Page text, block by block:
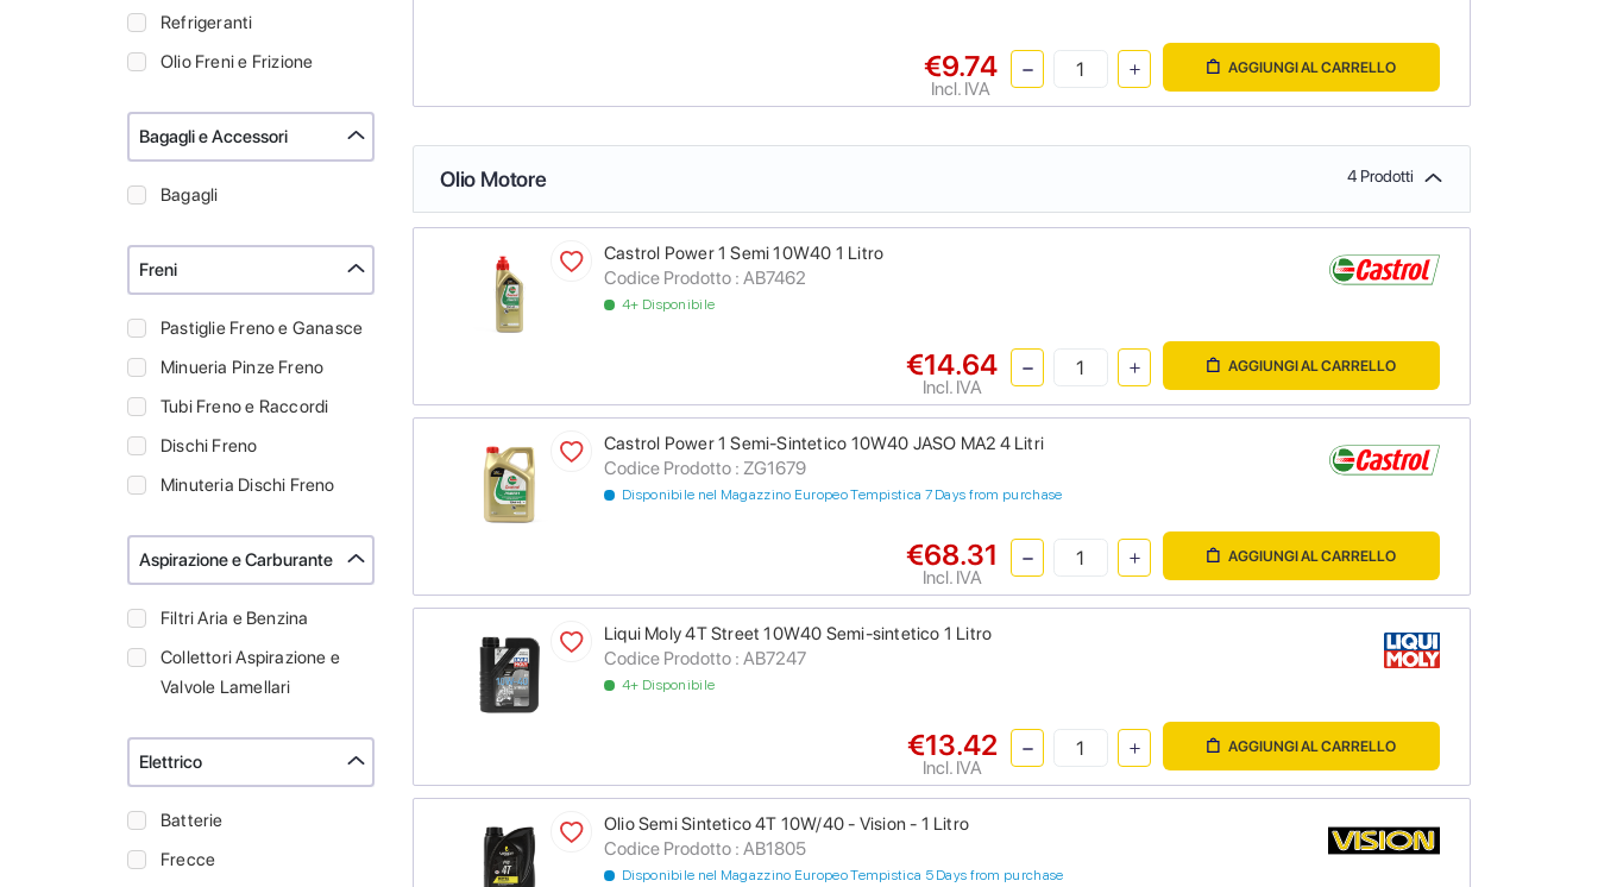
Refrigeranti
Olio Freni e Frizione
Bagagli e Accessori
Bagagli
Freni
Pastiglie Freno e Ganasce
Minueria Pinze Freno
Tubi Freno e Raccordi
Dischi Freno
Minuteria Dischi Freno
Aspirazione e Carburante
Filtri Aria e Benzina
Collettori Aspirazione e
Valvole Lamellari
Elettrico
Batterie
Frecce
€9.74
Incl. IVA
AGGIUNGI AL CARRELLO
Olio Motore 4 Prodotti
Castrol Power 1 Semi 10W40 1 Litro
Codice Prodotto : AB7462
4+ Disponibile
€14.64
Incl. IVA
AGGIUNGI AL CARRELLO
Castrol Power 1 Semi-Sintetico 10W40 JASO MA2 4 Litri
Codice Prodotto : ZG1679
Disponibile nel Magazzino Europeo Tempistica 7 Days from purchase
€68.31
Incl. IVA
AGGIUNGI AL CARRELLO
Liqui Moly 4T Street 10W40 Semi-sintetico 1 Litro
Codice Prodotto : AB7247
4+ Disponibile
€13.42
Incl. IVA
AGGIUNGI AL CARRELLO
Olio Semi Sintetico 4T 10W/40 - Vision - 1 Litro
Codice Prodotto : AB1805
Disponibile nel Magazzino Europeo Tempistica 5 Days from purchase